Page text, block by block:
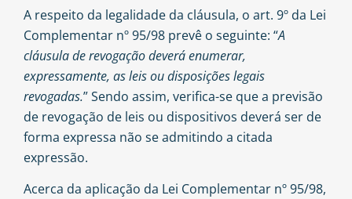
A respeito da legalidade da cláusula, o art. 9º da Lei
Complementar nº 95/98 prevê o seguinte: “A
cláusula de revogação deverá enumerar,
expressamente, as leis ou disposições legais
revogadas.” Sendo assim, verifica-se que a previsão
de revogação de leis ou dispositivos deverá ser de
forma expressa não se admitindo a citada
expressão.
Acerca da aplicação da Lei Complementar nº 95/98,